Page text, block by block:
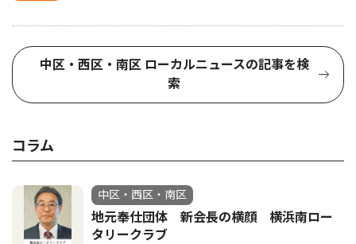
中区・西区・南区 ローカルニュースの記事を検
索
コラム
中区・西区・南区
地元奉仕団体 新会長の横顔 横浜南ロー
タリークラブ